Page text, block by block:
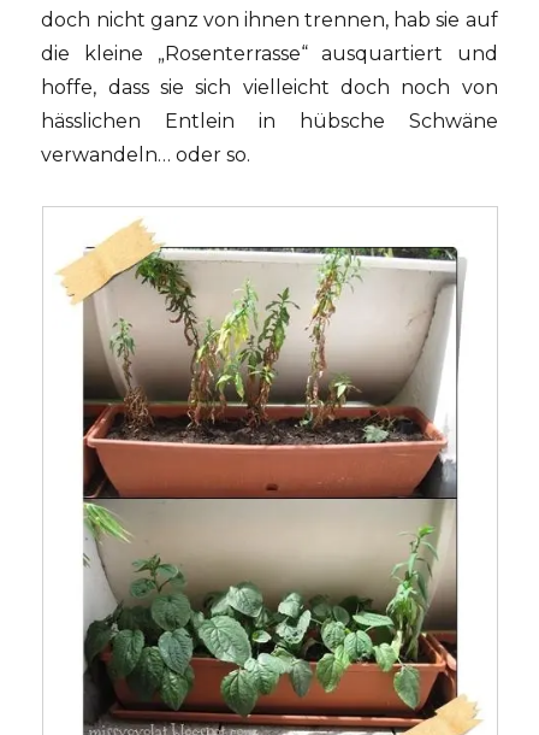
doch nicht ganz von ihnen trennen, hab sie auf
die kleine „Rosenterrasse“ ausquartiert und
hoffe, dass sie sich vielleicht doch noch von
hässlichen Entlein in hübsche Schwäne
verwandeln… oder so.